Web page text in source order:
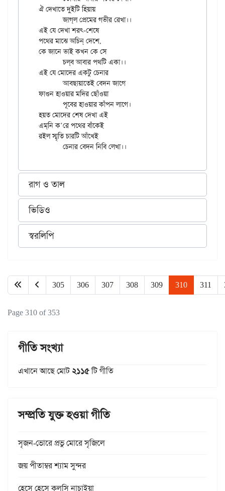
ঐ দেখাতে দুইটি হিয়ায়
	জাগ্‌ল প্রেমের গভীর রেখা।।
এই যে দেখা শরৎ-শেষে
পথের মাঝে অচিন্‌ দেশে,
কে জানে ভাই কখন কে সে
	চল্‌ব আবার পথটি একা।।
এই যে মোদের একটু চেনার
	আবছায়াতেই বেদন জাগে
ফাগুন হাওয়ার মদির ছোঁওয়া
হয়ত মোদের শেষ দেখা এই
এম্‌নি ক’রে পথের বাঁকেই
রইল স্মৃতি চারটি আঁখেই
রাগ ও তাল
ভিডিও
স্বরলিপি
305 306 307 308 309 310 311
Page 310 of 353
গীতি সংখ্যা
এখানে আছে মোট২১১৫টি গীতি
সম্প্রতি যুক্ত হওয়া গীতি
সৃজন-ভোরে প্রভু মোরে সৃজিলে
জয় পীতাম্বর শ্যাম সুন্দর
হেসে হেসে কল্‌সি নাচাইয়া